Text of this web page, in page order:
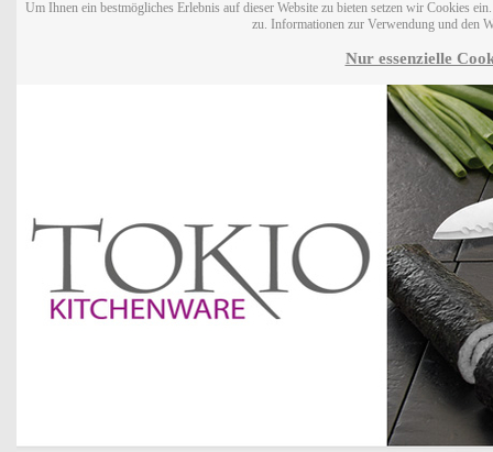
Um Ihnen ein bestmögliches Erlebnis auf dieser Website zu bieten setzen wir Cookies
zu. Informationen zur Verwendung und den
Nur essenzielle